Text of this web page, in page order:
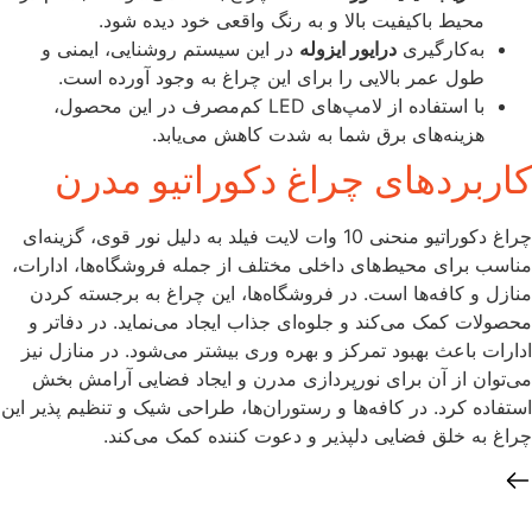
محیط باکیفیت بالا و به رنگ واقعی خود دیده شود.
به‌کارگیری درایور ایزوله در این سیستم روشنایی، ایمنی و
طول عمر بالایی را برای این چراغ به وجود آورده است.
با استفاده از لامپ‌های LED کم‌مصرف در این محصول،
هزینه‌های برق شما به شدت کاهش می‌یابد.
کاربردهای چراغ دکوراتیو مدرن
چراغ دکوراتیو منحنی 10 وات لایت فیلد به دلیل نور قوی، گزینه‌ای
مناسب برای محیط‌های داخلی مختلف از جمله فروشگاه‌ها، ادارات،
منازل و کافه‌ها است. در فروشگاه‌ها، این چراغ به برجسته کردن
محصولات کمک می‌کند و جلوه‌ای جذاب ایجاد می‌نماید. در دفاتر و
ادارات باعث بهبود تمرکز و بهره‌ وری بیشتر می‌شود. در منازل نیز
می‌توان از آن برای نورپردازی مدرن و ایجاد فضایی آرامش‌ بخش
استفاده کرد. در کافه‌ها و رستوران‌ها، طراحی شیک و تنظیم‌ پذیر این
چراغ به خلق فضایی دلپذیر و دعوت‌ کننده کمک می‌کند.